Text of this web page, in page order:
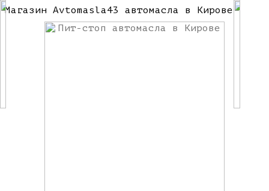
Магазин Avtomasla43 автомасла в Кирове